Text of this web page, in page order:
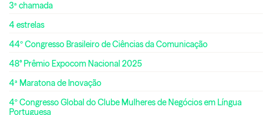
3ª chamada
4 estrelas
44º Congresso Brasileiro de Ciências da Comunicação
48° Prêmio Expocom Nacional 2025
4ª Maratona de Inovação
4º Congresso Global do Clube Mulheres de Negócios em Língua
Portuguesa